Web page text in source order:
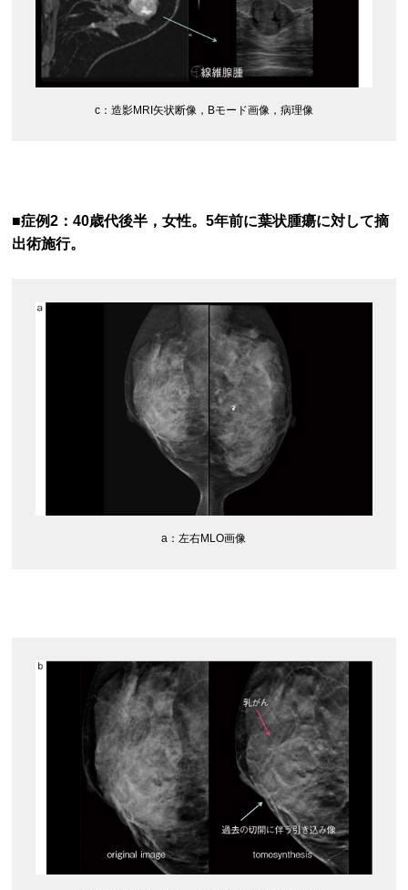
c：‌造影MRI矢状断像，Bモード画像，病理像
■症例2：40歳代後半，女性。5年前に葉状腫瘍に対して摘
出術施行。
a：左右MLO画像